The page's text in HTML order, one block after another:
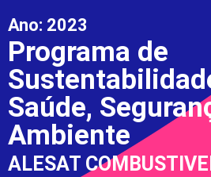
Ano: 2023
Programa de
Saúde,
Ambiente
ALESAT